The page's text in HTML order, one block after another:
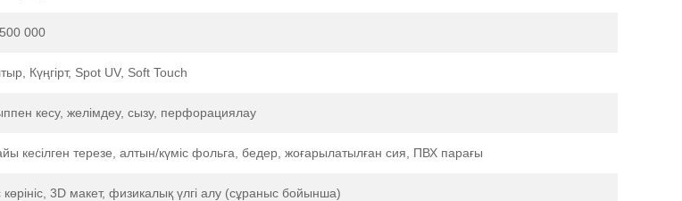
000
Күңгірт, Spot UV, Soft Touch
кесу, желімдеу, сызу, перфорациялау
кесілген терезе, алтын/күміс фольга, бедер, жоғарылатылған сия, ПВХ парағы
көрініс, 3D макет, физикалық үлгі алу (сұраныс бойынша)